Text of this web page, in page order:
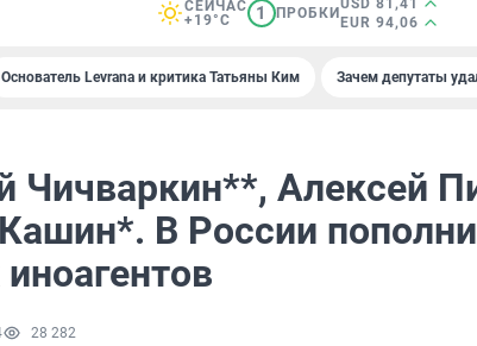
СЕЙЧАС
+19°C
1 ПРОБКИ
USD 81,41
EUR 94,06
Основатель Levrana и критика Татьяны Ким Зачем депутаты
Чичваркин**, Алексей
В России
28 282